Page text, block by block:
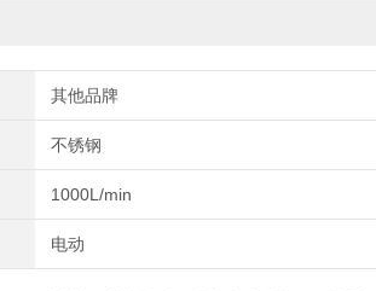
其他品牌
不锈钢
1000L/min
电动